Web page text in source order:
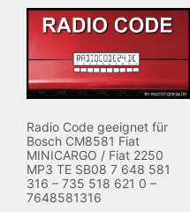
Radio Code geeignet für
Bosch CM8581 Fiat
MINICARGO / Fiat 2250
MP3 TE SB08 7 648 581
316 – 735 518 621 0 –
7648581316